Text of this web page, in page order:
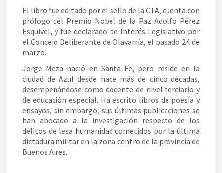
El libro fue editado por el sello de la CTA, cuenta con
prólogo del Premio Nobel de la Paz Adolfo Pérez
Esquivel, y fue declarado de Interés Legislativo por
el Concejo Deliberante de Olavarría, el pasado 24 de
marzo.
Jorge Meza nació en Santa Fe, pero reside en la
ciudad de Azul desde hace más de cinco décadas,
desempeñándose como docente de nivel terciario y
de educación especial. Ha escrito libros de poesía y
ensayos, sin embargo, sus últimas publicaciones se
han abocado a la investigación respecto de los
delitos de lesa humanidad cometidos por la última
dictadura militar en la zona centro de la provincia de
Buenos Aires.